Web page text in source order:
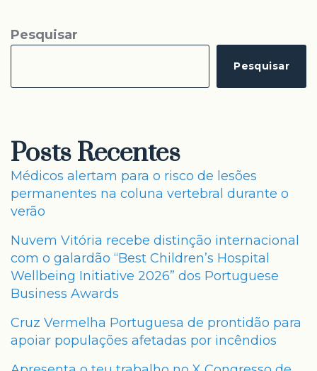
Pesquisar
Pesquisar
Posts Recentes
Médicos alertam para o risco de lesões
permanentes na coluna vertebral durante o
verão
Nuvem Vitória recebe distinção internacional
com o galardão “Best Children’s Hospital
Wellbeing Initiative 2026” dos Portuguese
Business Awards
Cruz Vermelha Portuguesa de prontidão para
apoiar populações afetadas por incêndios